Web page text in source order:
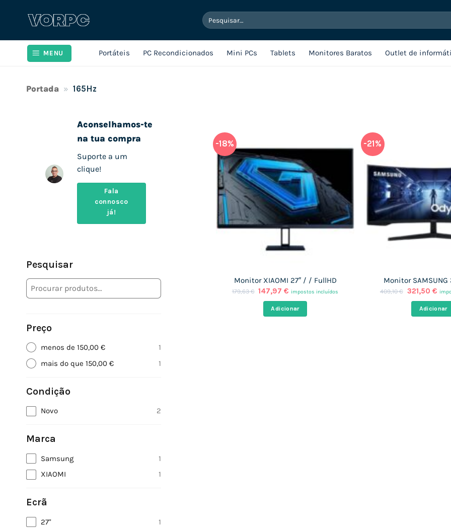
Pesquisar
por:
MENU Portáteis PC Recondicionados Mini PCs Tablets Monitores Baratos Outlet de
Portada » 165Hz
Aconselhamos-te
na tua compra
Suporte a um
clique!
Fala
connosco
já!
Pesquisar
Preço
menos de 150,00 €
1
mais do que 150,00 €
1
Condição
Novo 2
Marca
Samsung
1
XIAOMI
1
Ecrã
27"
1
-18%
Monitor XIAOMI 27″ / / FullHD
179,63€ O
original
era:
147,97€ O
preço
atual
é:
impostos incluídos
Adicionar
-21%
Monitor
409,10€ O
original
era:
321,50 €O
é:
Adicionar